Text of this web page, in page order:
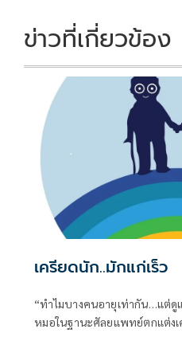
k k
ข่าวที่เกี่ยวข้อง
เครียดนัก..มักแก่เร็ว
“ทำไมบางคนอายุเท่ากัน…แต่
หมอในฐานะศัลยแพทย์ตกแต่ง